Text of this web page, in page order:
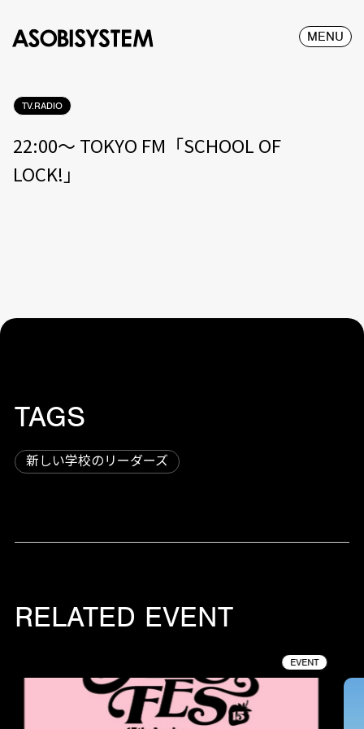
MENU
TV.RADIO
22:00〜 TOKYO FM「SCHOOL OF
LOCK!」
TAGS
新しい学校のリーダーズ
RELATED EVENT
EVENT